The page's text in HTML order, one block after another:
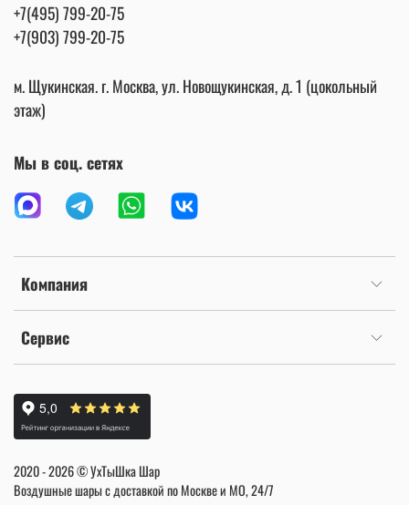
Компания
Сервис
+7(495) 799-20-75
+7(903) 799-20-75
м. Щукинская. г. Москва, ул. Новощукинская, д. 1 (цокольный
этаж)
Мы в соц. сетях
2020 - 2026 © УхТыШка Шар
Воздушные шары с доставкой по Москве и МО, 24/7